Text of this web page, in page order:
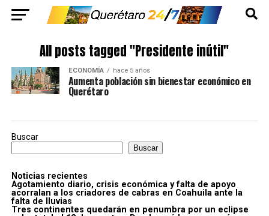
All posts tagged "Presidente inútil"
ECONOMÍA hace 5 años
Aumenta población sin bienestar económico en
Querétaro
Buscar
Buscar
Noticias recientes
Agotamiento diario, crisis económica y falta de apoyo
acorralan a los criadores de cabras en Coahuila ante la
falta de lluvias
Tres continentes quedarán en penumbra por un eclipse